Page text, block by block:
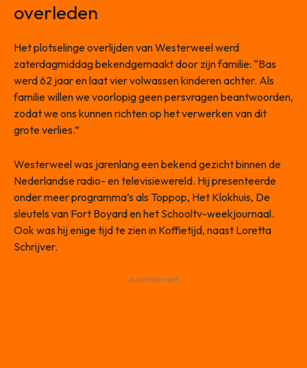
overleden
Het plotselinge overlijden van Westerweel werd
zaterdagmiddag bekendgemaakt door zijn familie: “Bas
werd 62 jaar en laat vier volwassen kinderen achter. Als
familie willen we voorlopig geen persvragen beantwoorden,
zodat we ons kunnen richten op het verwerken van dit
grote verlies.”
Westerweel was jarenlang een bekend gezicht binnen de
Nederlandse radio- en televisiewereld. Hij presenteerde
onder meer programma’s als Toppop, Het Klokhuis, De
sleutels van Fort Boyard en het Schooltv-weekjournaal.
Ook was hij enige tijd te zien in Koffietijd, naast Loretta
Schrijver.
- Advertisement -